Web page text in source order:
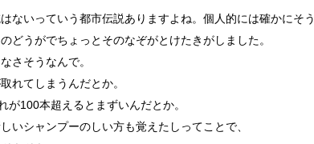
ないっていう都市伝説ありますよね。個人的には確かにそう
どうがでちょっとそのなぞがとけたきがしました。
さそうなんで。
れてしまうんだとか。
100本超えるとまずいんだとか。
いシャンプーのしい方も覚えたしってことで、